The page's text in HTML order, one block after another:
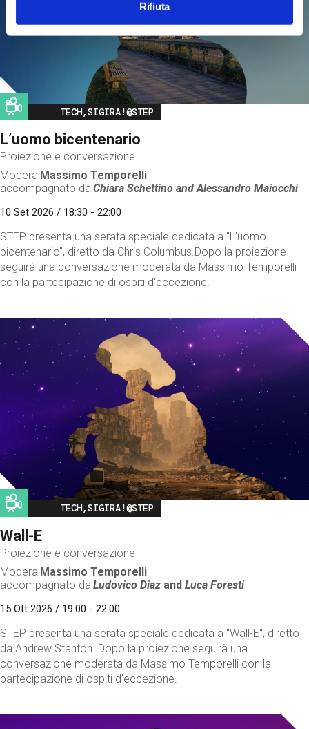
Rifiuta
Image
TECH,SIGIRA!@STEP
L’uomo bicentenario
Proiezione e conversazione
Modera Massimo Temporelli
accompagnato da Chiara Schettino andAlessandro Maiocchi
10 Set 2026 / 18:30 - 22:00
STEP presenta una serata speciale dedicata a "L’uomo
bicentenario", diretto da Chris Columbus.Dopo la proiezione
seguirà una conversazione moderata da Massimo Temporelli
con la partecipazione di ospiti d'eccezione.
Image
TECH,SIGIRA!@STEP
Wall-E
Proiezione e conversazione
Modera Massimo Temporelli
accompagnato da Ludovico Diaz andLuca Foresti
15 Ott 2026 / 19:00 - 22:00
STEP presenta una serata speciale dedicata a "Wall-E", diretto
da Andrew Stanton. Dopo la proiezione seguirà una
conversazione moderata da Massimo Temporelli con la
partecipazione di ospiti d'eccezione.